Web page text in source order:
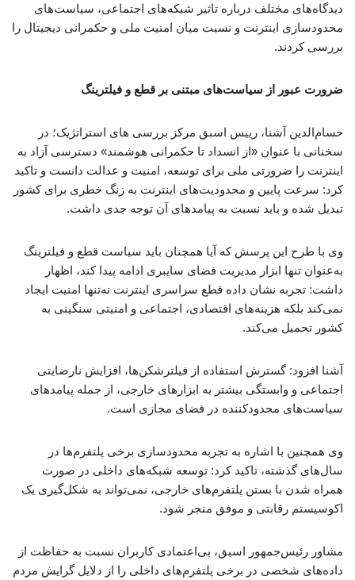
دیدگاه‌های مختلف درباره تاثیر شبکه‌های اجتماعی، سیاست‌های
محدودسازی اینترنت و نسبت میان امنیت ملی و حکمرانی دیجیتال را
بررسی کردند.
ضرورت عبور از سیاست‌های مبتنی بر قطع و فیلترینگ
حسام‌الدین آشنا، رییس اسبق مرکز بررسی های استراتژیک؛ در
سخنانی با عنوان «از انسداد تا حکمرانی هوشمند» دسترسی آزاد به
اینترنت را ضرورتی ملی برای توسعه، امنیت و عدالت دانست و تاکید
کرد: سرعت پایین و محدودیت‌های اینترنت به زنگ خطری برای کشور
تبدیل شده و باید نسبت به پیامدهای آن توجه جدی داشت.
وی با طرح این پرسش که آیا همچنان باید سیاست قطع و فیلترینگ
به‌عنوان تنها ابزار مدیریت فضای سایبری ادامه پیدا کند، اظهار
داشت: تجربه نشان داده قطع سراسری اینترنت نه‌تنها امنیت ایجاد
نمی‌کند بلکه هزینه‌های اقتصادی، اجتماعی و امنیتی سنگینی به
کشور تحمیل می‌کند.
آشنا افزود: گسترش استفاده از فیلترشکن‌ها، افزایش نارضایتی
اجتماعی و وابستگی بیشتر به ابزارهای خارجی، از جمله پیامدهای
سیاست‌های محدودکننده در فضای مجازی است.
وی همچنین با اشاره به تجربه محدودسازی برخی پلتفرم‌ها در
سال‌های گذشته، تاکید کرد: توسعه شبکه‌های داخلی در صورت
همراه شدن با بستن پلتفرم‌های خارجی، نمی‌تواند به شکل‌گیری یک
اکوسیستم رقابتی و موفق منجر شود.
مشاور رئیس‌جمهور اسبق، بی‌اعتمادی کاربران نسبت به حفاظت از
داده‌های شخصی در برخی پلتفرم‌های داخلی را از دلایل گرایش مردم